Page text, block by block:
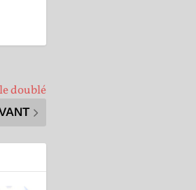
doublé